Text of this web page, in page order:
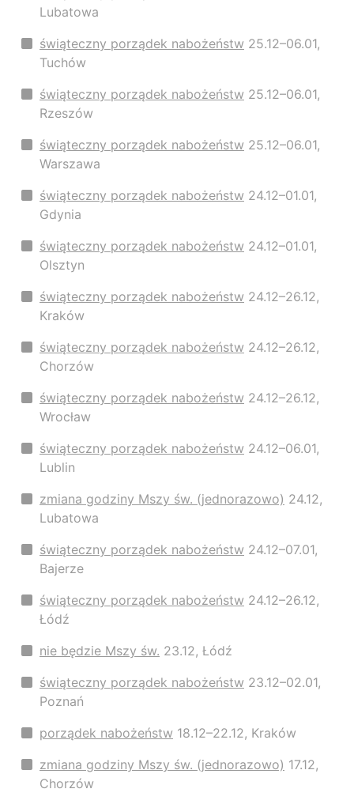
Lubatowa
świąteczny porządek nabożeństw 25.12–06.01,
Tuchów
świąteczny porządek nabożeństw 25.12–06.01,
Rzeszów
świąteczny porządek nabożeństw 25.12–06.01,
Warszawa
świąteczny porządek nabożeństw 24.12–01.01,
Gdynia
świąteczny porządek nabożeństw 24.12–01.01,
Olsztyn
świąteczny porządek nabożeństw 24.12–26.12,
Kraków
świąteczny porządek nabożeństw 24.12–26.12,
Chorzów
świąteczny porządek nabożeństw 24.12–26.12,
Wrocław
świąteczny porządek nabożeństw 24.12–06.01,
Lublin
zmiana godziny Mszy św. (jednorazowo) 24.12,
Lubatowa
świąteczny porządek nabożeństw 24.12–07.01,
Bajerze
świąteczny porządek nabożeństw 24.12–26.12,
Łódź
nie będzie Mszy św. 23.12, Łódź
świąteczny porządek nabożeństw 23.12–02.01,
Poznań
porządek nabożeństw 18.12–22.12, Kraków
zmiana godziny Mszy św. (jednorazowo) 17.12,
Chorzów